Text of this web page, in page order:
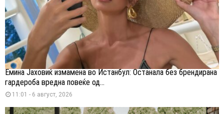
Емина Јаховиќ измамена во Истанбул: Останала без брендирана
гардероба вредна повеќе од...
11:01 - 6 август, 2026